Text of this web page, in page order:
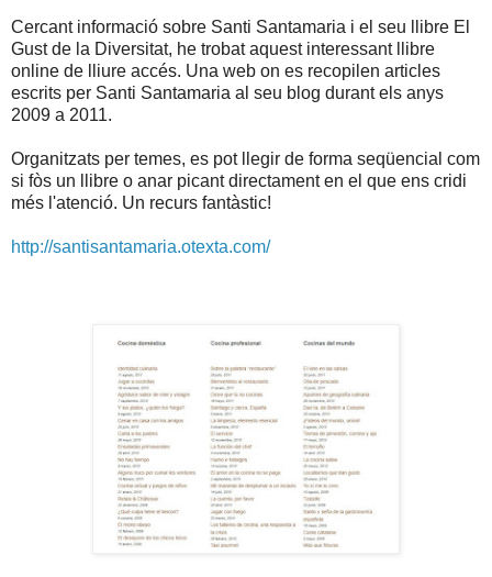
Cercant informació sobre Santi Santamaria i el seu llibre El
Gust de la Diversitat, he trobat aquest interessant llibre
online de lliure accés. Una web on es recopilen articles
escrits per Santi Santamaria al seu blog durant els anys
2009 a 2011.
Organitzats per temes, es pot llegir de forma seqüencial com
si fòs un llibre o anar picant directament en el que ens cridi
més l'atenció. Un recurs fantàstic!
http://santisantamaria.otexta.com/